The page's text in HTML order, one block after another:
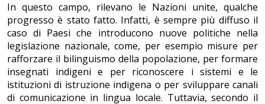
In questo campo, rilevano le Nazioni unite, qualche
progresso è stato fatto. Infatti, è sempre più diffuso il
caso di Paesi che introducono nuove politiche nella
legislazione nazionale, come, per esempio misure per
rafforzare il bilinguismo della popolazione, per formare
insegnati indigeni e per riconoscere i sistemi e le
istituzioni di istruzione indigena o per sviluppare canali
di comunicazione in lingua locale. Tuttavia, secondo il